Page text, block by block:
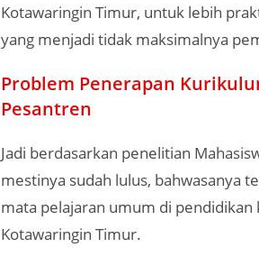
Kotawaringin Timur, untuk lebih
yang menjadi tidak maksimalnya
Problem Penerapan
Pesantren
Jadi berdasarkan penelitian
mestinya sudah lulus, bahwasanya
mata pelajaran umum di
Kotawaringin Timur.